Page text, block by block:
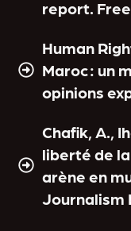
report.
Human
Maroc : un
opinions
Chafik, A.,
liberté de
arène en
Journalism